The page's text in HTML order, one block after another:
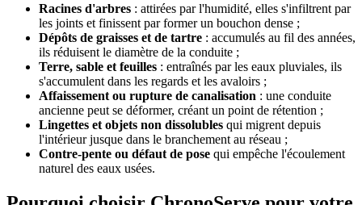
Racines d'arbres : attirées par l'humidité, elles s'infiltrent par
les joints et finissent par former un bouchon dense ;
Dépôts de graisses et de tartre : accumulés au fil des années,
ils réduisent le diamètre de la conduite ;
Terre, sable et feuilles : entraînés par les eaux pluviales, ils
s'accumulent dans les regards et les avaloirs ;
Affaissement ou rupture de canalisation : une conduite
ancienne peut se déformer, créant un point de rétention ;
Lingettes et objets non dissolubles qui migrent depuis
l'intérieur jusque dans le branchement au réseau ;
Contre-pente ou défaut de pose qui empêche l'écoulement
naturel des eaux usées.